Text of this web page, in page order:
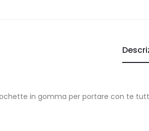
in gomma per portare con te